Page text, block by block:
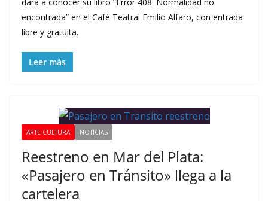
encontrada” en el Café Teatral Emilio Alfaro, con entrada
libre y gratuita.
Leer más
ARTE-CULTURA NOTICIAS
Reestreno en Mar del Plata:
«Pasajero en Tránsito» llega a la
cartelera